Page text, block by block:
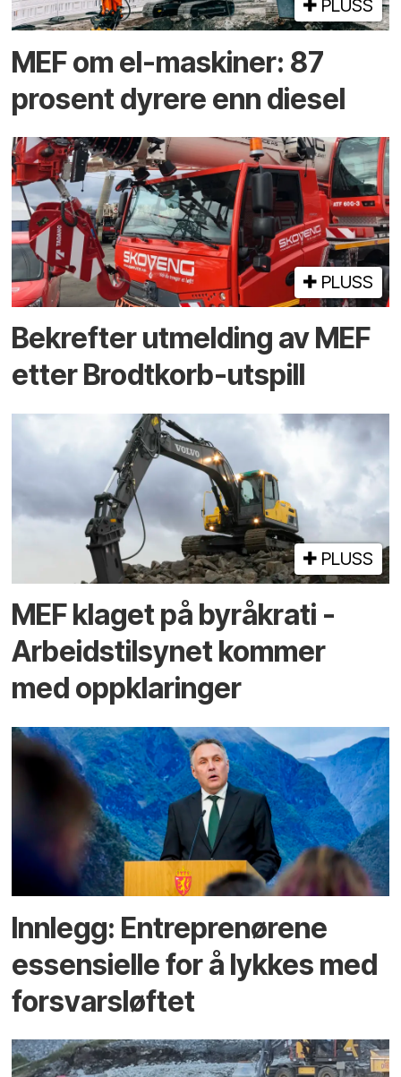
PLUSS
MEF om el-maskiner: 87
prosent dyrere enn diesel
PLUSS
Bekrefter utmelding av MEF
etter Brodtkorb-utspill
PLUSS
MEF klaget på byråkrati -
Arbeidstilsynet kommer
med oppklaringer
Innlegg: Entreprenørene
essensielle for å lykkes med
forsvarsløftet